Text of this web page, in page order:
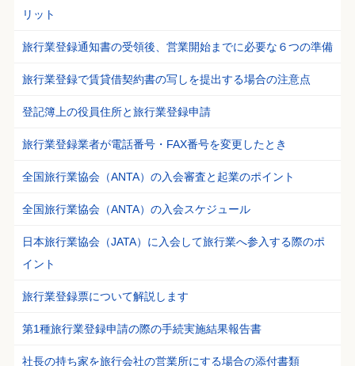
リット
旅行業登録通知書の受領後、営業開始までに必要な６つの準備
旅行業登録で賃貸借契約書の写しを提出する場合の注意点
登記簿上の役員住所と旅行業登録申請
旅行業登録業者が電話番号・FAX番号を変更したとき
全国旅行業協会（ANTA）の入会審査と起業のポイント
全国旅行業協会（ANTA）の入会スケジュール
日本旅行業協会（JATA）に入会して旅行業へ参入する際のポ
イント
旅行業登録票について解説します
第1種旅行業登録申請の際の手続実施結果報告書
社長の持ち家を旅行会社の営業所にする場合の添付書類